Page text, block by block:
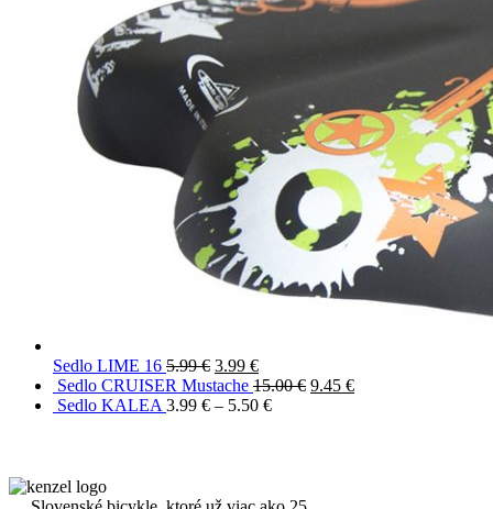
Sedlo LIME 16 5.99€ 3.99 €
Sedlo CRUISER Mustache 15.00€ 9.45 €
Sedlo KALEA 3.99 € – 5.50 €